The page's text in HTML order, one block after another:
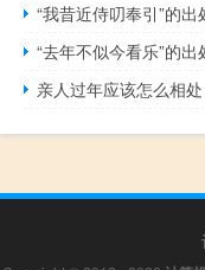
“我昔近侍叨奉引”的出
“去年不似今看乐”的出
亲人过年应该怎么相处